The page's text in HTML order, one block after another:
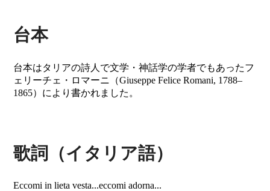
台本
台本はタリアの詩人で文学・神話学の学者でもあったフ
ェリーチェ・ロマーニ（Giuseppe Felice Romani, 1788–
1865）により書かれました。
歌詞（イタリア語）
Eccomi in lieta vesta...eccomi adorna...